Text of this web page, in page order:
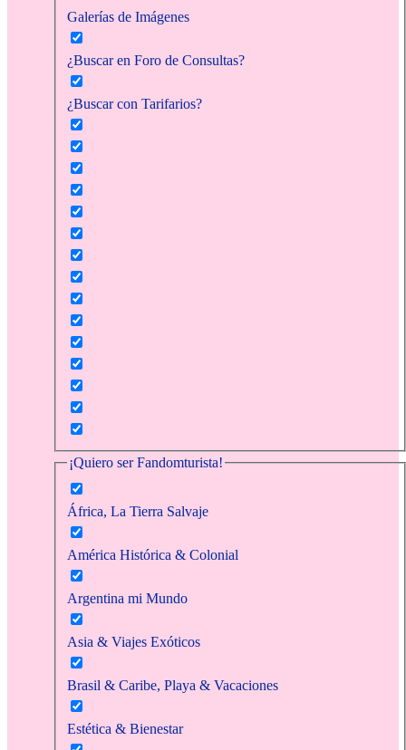
Galerías de Imágenes
¿Buscar en Foro de Consultas?
¿Buscar con Tarifarios?
¡Quiero ser Fandomturista!
África, La Tierra Salvaje
América Histórica & Colonial
Argentina mi Mundo
Asia & Viajes Exóticos
Brasil & Caribe, Playa & Vacaciones
Estética & Bienestar